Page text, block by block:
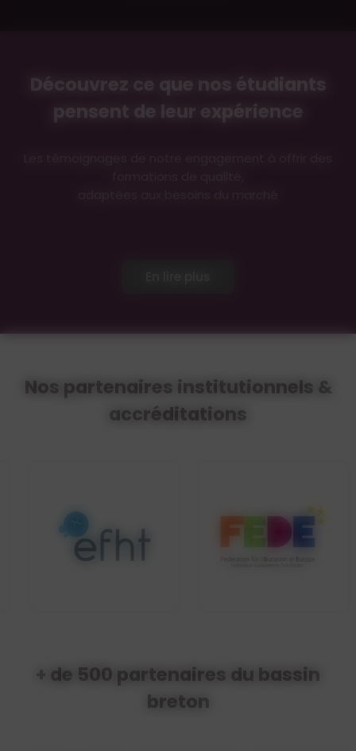
Découvrez ce que nos étudiants
pensent de leur expérience
Nos partenaires institutionnels &
accréditations
+ de 500 partenaires du bassin
breton